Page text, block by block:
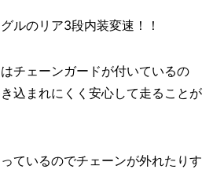
ルのリア3段内装変速！！
チェーンガードが付いているの
込まれにくく安心して走ることが
ているのでチェーンが外れたりす